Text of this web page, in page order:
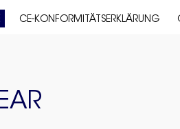
CE-KONFORMITÄTSERKLÄRUNG